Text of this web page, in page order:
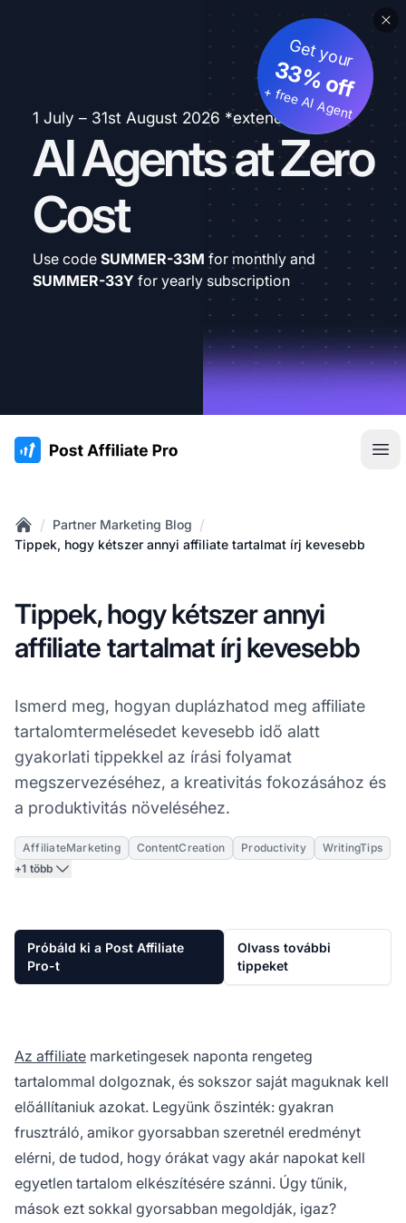
1 July – 31st August 2026 *extended
AI Agents at Zero
Cost
Get your
33% off
+ free AI Agent
Use code SUMMER-33M for monthly and
SUMMER-33Y for yearly subscription
:site.title
Home
/ Partner Marketing Blog /
Tippek, hogy kétszer annyi affiliate tartalmat írj kevesebb
Tippek, hogy kétszer annyi
affiliate tartalmat írj kevesebb
Ismerd meg, hogyan duplázhatod meg affiliate
tartalomtermelésedet kevesebb idő alatt
gyakorlati tippekkel az írási folyamat
megszervezéséhez, a kreativitás fokozásához és
a produktivitás növeléséhez.
AffiliateMarketing ContentCreation Productivity
WritingTips
+1 több
Próbáld ki a Post Affiliate
Pro-t
Olvass további
tippeket
Az affiliate marketingesek naponta rengeteg
tartalommal dolgoznak, és sokszor saját maguknak kell
előállítaniuk azokat. Legyünk őszinték: gyakran
frusztráló, amikor gyorsabban szeretnél eredményt
elérni, de tudod, hogy órákat vagy akár napokat kell
egyetlen tartalom elkészítésére szánni. Úgy tűnik,
mások ezt sokkal gyorsabban megoldják, igaz?